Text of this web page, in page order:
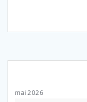
mai 2026